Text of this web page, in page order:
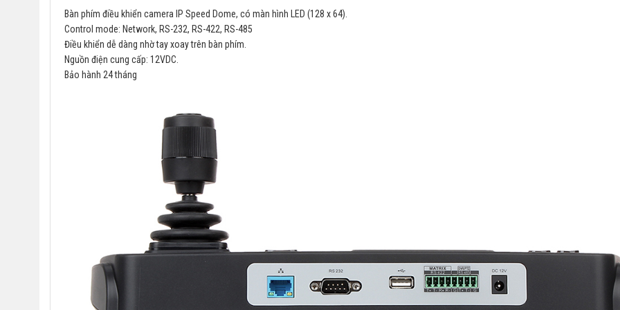
Bàn phím điều khiển camera IP Speed Dome, có màn hình LED (128 x 64).
Control mode: Network, RS-232, RS-422, RS-485
Điều khiển dễ dàng nhờ tay xoay trên bàn phím.
Nguồn điện cung cấp: 12VDC.
Bảo hành 24 tháng